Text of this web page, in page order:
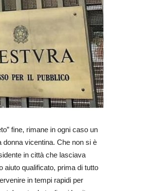
fine, rimane in ogni caso un
donna vicentina. Che non si è
in città che lasciava
aiuto qualificato, prima di tutto
in tempi rapidi per